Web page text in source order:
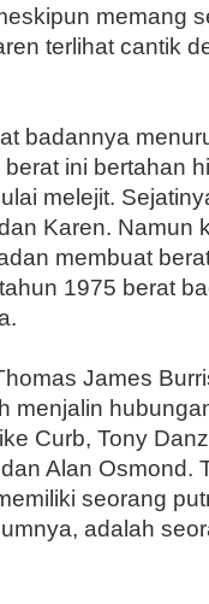
memang
terlihat cantik
badannya
ini bertahan
melejit.
Karen. Namun
membuat
1975 berat
James
menjalin
Curb, Tony
Alan Osmond.
seorang
adalah